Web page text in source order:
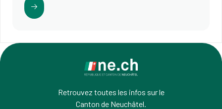
Retrouvez toutes les infos sur le
Canton de Neuchâtel.